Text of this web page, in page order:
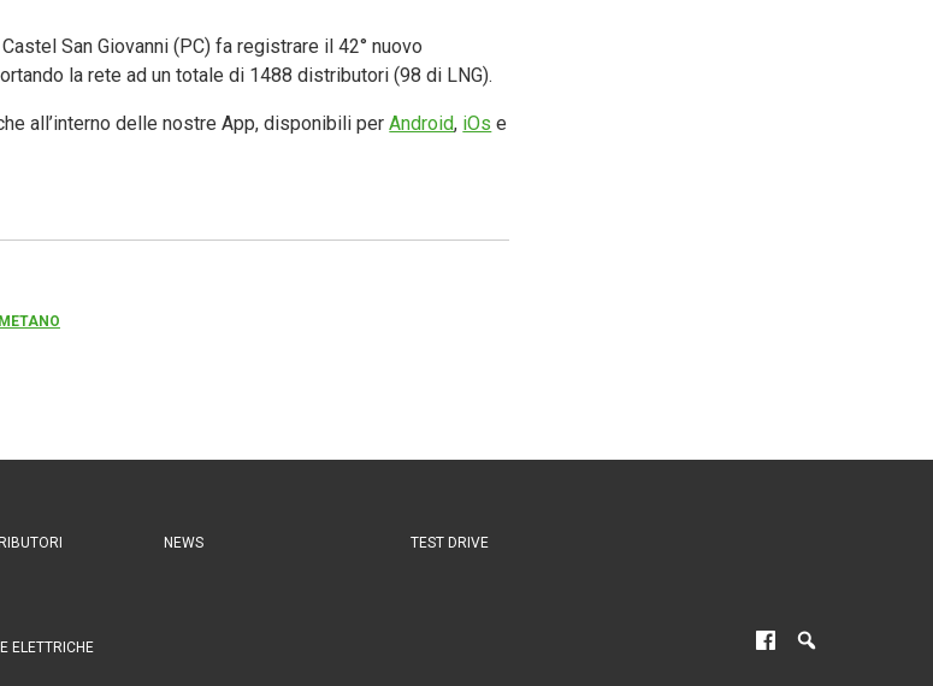
San Giovanni (PC) fa registrare il 42° nuovo
la rete ad un totale di 1488 distributori (98 di LNG).
all’interno delle nostre App, disponibili perAndroid, iOs e
ELETTRICHE
NEWS TEST DRIVE